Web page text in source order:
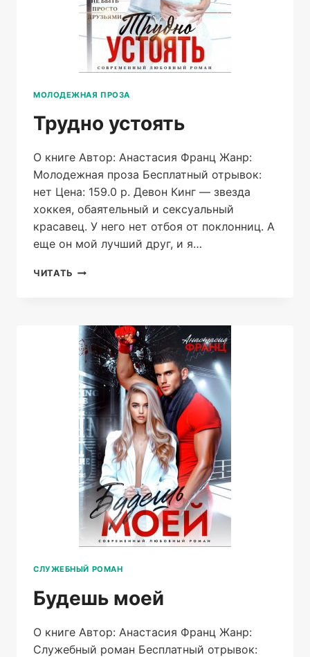
МОЛОДЕЖНАЯ ПРОЗА
Трудно устоять
О книге Автор: Анастасия Франц Жанр:
Молодежная проза Бесплатный отрывок:
нет Цена: 159.0 р. Девон Кинг — звезда
хоккея, обаятельный и сексуальный
красавец. У него нет отбоя от поклонниц. А
еще он мой лучший друг, и я…
ЧИТАТЬ ТРУДНО
СЛУЖЕБНЫЙ РОМАН
Будешь моей
О книге Автор: Анастасия Франц Жанр:
Служебный роман Бесплатный отрывок: